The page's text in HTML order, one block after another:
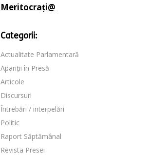
Meritocrați@
Categorii:
Actualitate Parlamentară
Apariții în Presă
Articole
Discursuri
Întrebări / interpelări
Politic
Raport Săptămânal
Revista Presei